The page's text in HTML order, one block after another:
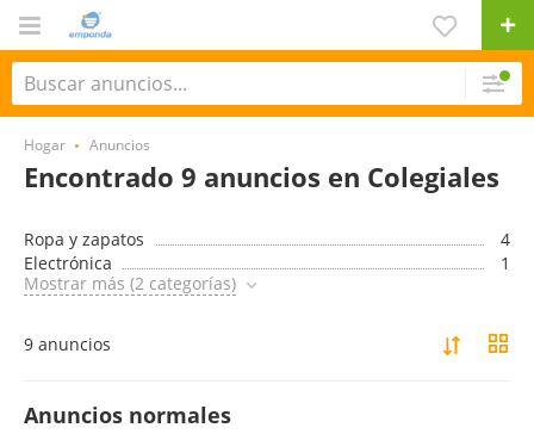
Hogar Anuncios
Encontrado 9 anuncios en Colegiales
Ropa y zapatos
4
Electrónica
1
Mostrar más (2 categorías)
9 anuncios
Anuncios normales